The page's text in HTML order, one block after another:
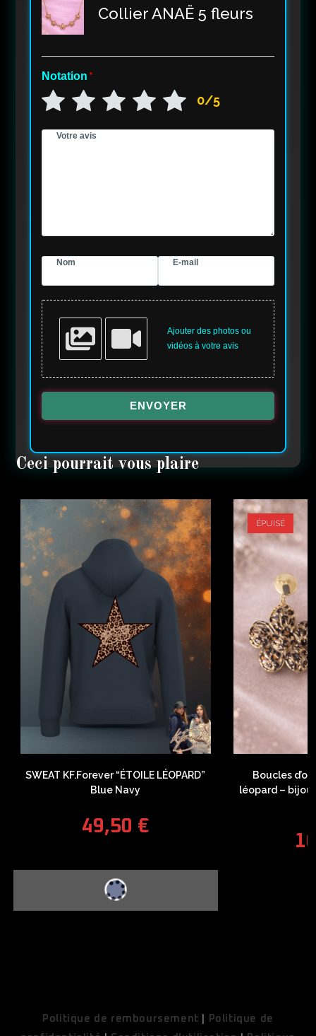
Collier ANAË 5 fleurs
Notation *
0/5
Votre avis
Nom E-mail
Ajouter des photos ou
vidéos à votre avis
ENVOYER
SWEAT KF.Forever “ÉTOILE LÉOPARD”
Blue Navy
49,50 €
ÉPUISÉ
Boucles
léopard – bijou
Politique de remboursement
Politique de